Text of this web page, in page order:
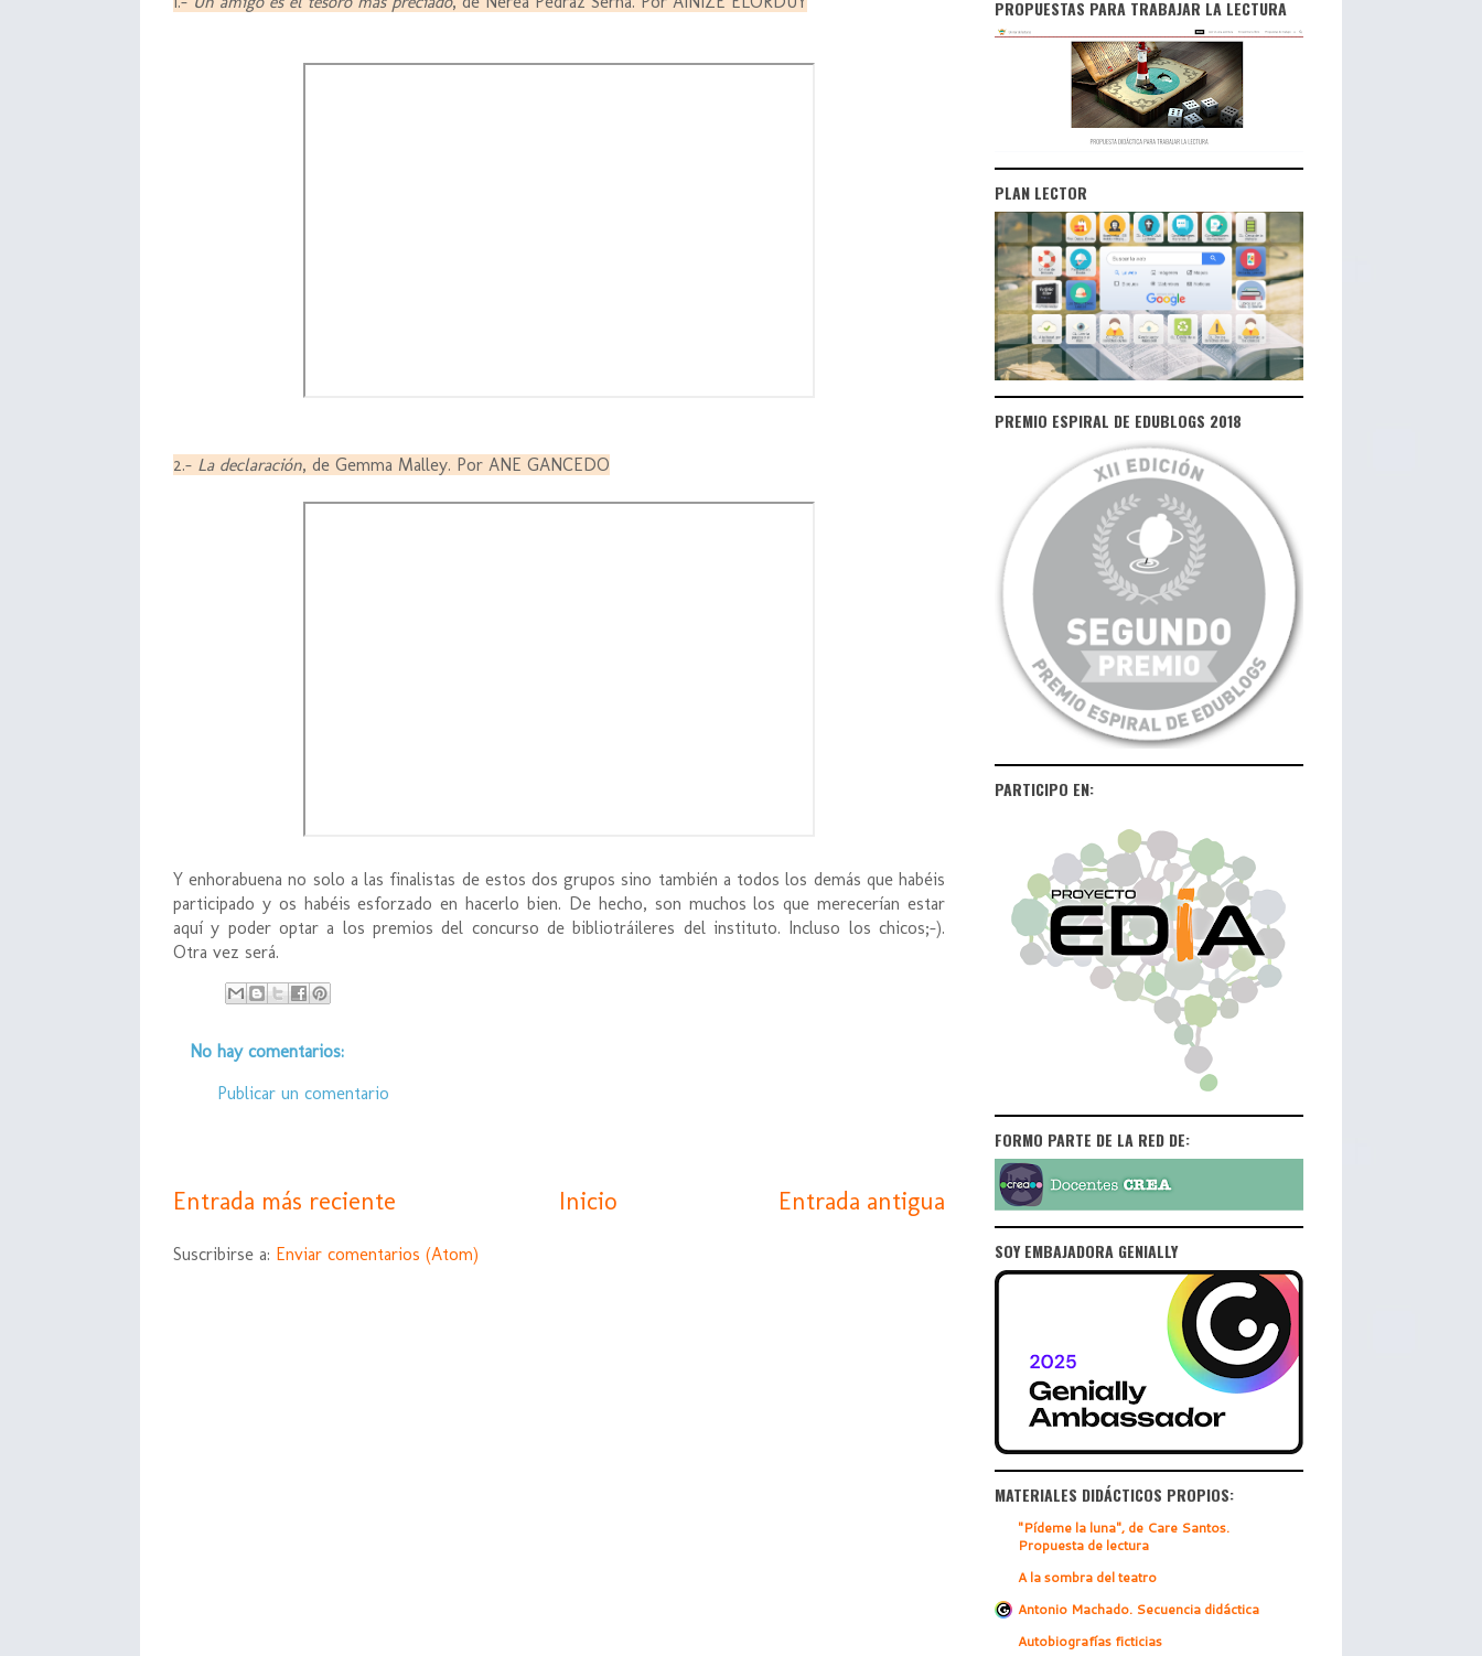
2.- La declaración, de Gemma Malley. Por ANE GANCEDO
Y enhorabuena no solo a las finalistas de estos dos grupos sino también a todos los demás que habéis
participado y os habéis esforzado en hacerlo bien. De hecho, son muchos los que merecerían estar
aquí y poder optar a los premios del concurso de bibliotráileres del instituto. Incluso los chicos;-).
Otra vez será.
No hay comentarios:
Publicar un comentario
Entrada más reciente Entrada antigua
Inicio
Suscribirse a: Enviar comentarios (Atom)
PROPUESTAS PARA TRABAJAR LA LECTURA
PLAN LECTOR
PREMIO ESPIRAL DE EDUBLOGS 2018
PARTICIPO EN:
FORMO PARTE DE LA RED DE:
SOY EMBAJADORA GENIALLY
MATERIALES DIDÁCTICOS PROPIOS:
"Pídeme la luna", de Care Santos.
Propuesta de lectura
A la sombra del teatro
Antonio Machado. Secuencia didáctica
Autobiografías ficticias